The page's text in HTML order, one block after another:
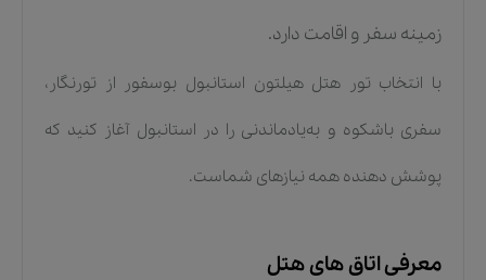
زمینه سفر و اقامت دارد.
با انتخاب تور هتل هیلتون استانبول بوسفور از تورنگار،
سفری باشکوه و به‌یادماندنی را در استانبول آغاز کنید که
پوشش دهنده همه نیازهای شماست.
معرفی اتاق های هتل